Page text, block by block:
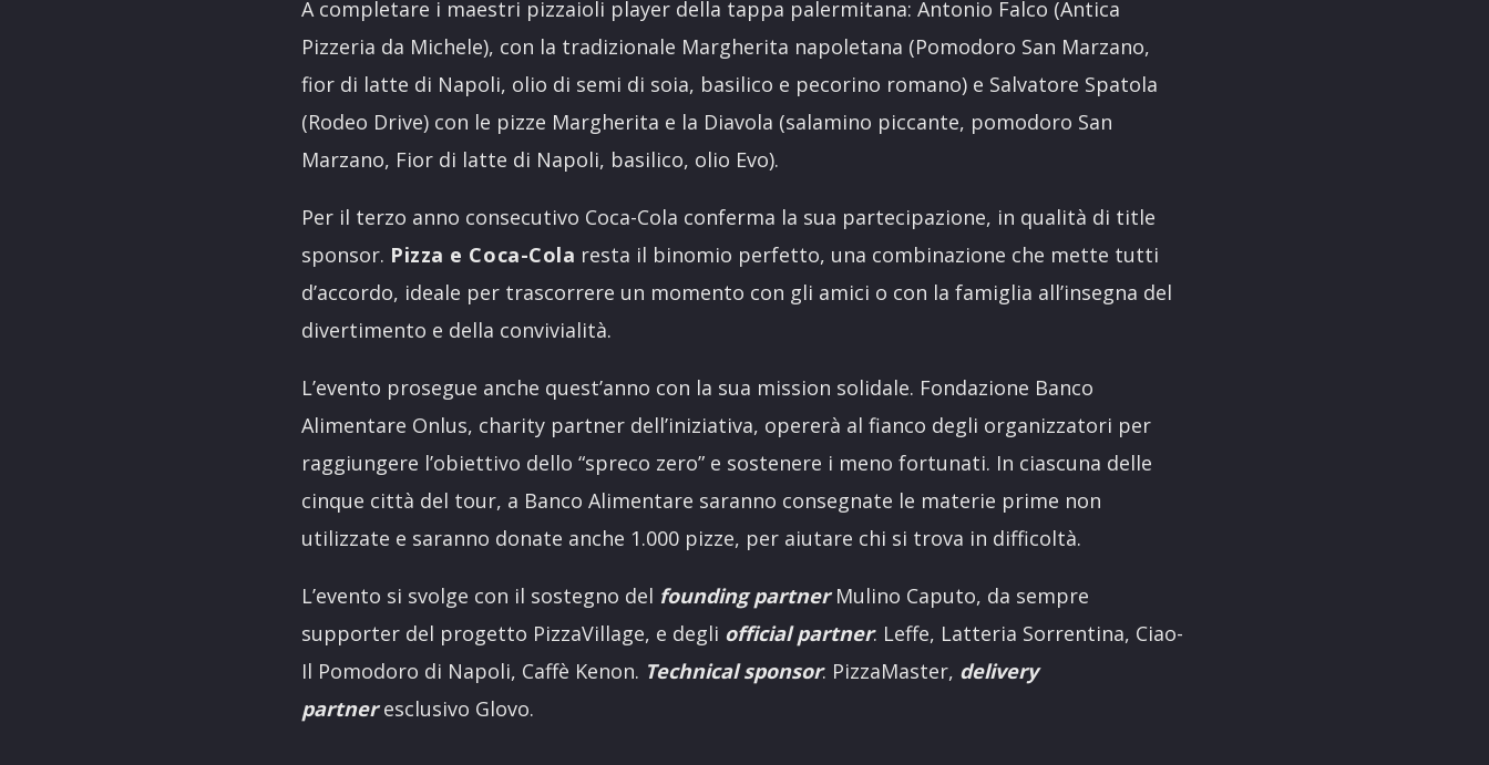
A completare i maestri pizzaioli player della tappa palermitana: Antonio Falco (Antica
Pizzeria da Michele), con la tradizionale Margherita napoletana (Pomodoro San Marzano,
fior di latte di Napoli, olio di semi di soia, basilico e pecorino romano) e Salvatore Spatola
(Rodeo Drive) con le pizze Margherita e la Diavola (salamino piccante, pomodoro San
Marzano, Fior di latte di Napoli, basilico, olio Evo).
Per il terzo anno consecutivo Coca-Cola conferma la sua partecipazione, in qualità di title
sponsor. Pizza e Coca-Cola resta il binomio perfetto, una combinazione che mette tutti
d’accordo, ideale per trascorrere un momento con gli amici o con la famiglia all’insegna del
divertimento e della convivialità.
L’evento prosegue anche quest’anno con la sua mission solidale. Fondazione Banco
Alimentare Onlus, charity partner dell’iniziativa, opererà al fianco degli organizzatori per
raggiungere l’obiettivo dello “spreco zero” e sostenere i meno fortunati. In ciascuna delle
cinque città del tour, a Banco Alimentare saranno consegnate le materie prime non
utilizzate e saranno donate anche 1.000 pizze, per aiutare chi si trova in difficoltà.
L’evento si svolge con il sostegno del founding partnerMulino Caputo, da sempre
supporter del progetto PizzaVillage, e degli official partner: Leffe, Latteria Sorrentina, Ciao-
Il Pomodoro di Napoli, Caffè Kenon. Technical sponsor: PizzaMaster, delivery
partneresclusivo Glovo.